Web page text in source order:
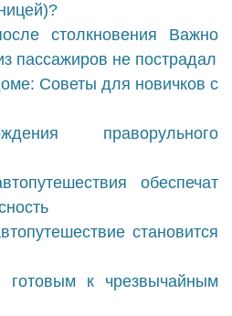
столкновения Важно
пассажиров не пострадал
Советы для новичков с
праворульного
обеспечат
становится
к чрезвычайным